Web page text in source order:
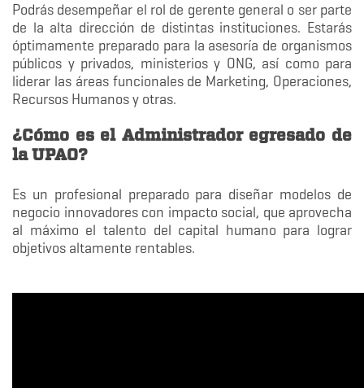
Podrás desempeñar el rol de gerente general o ser parte
de la alta dirección de distintas instituciones. Estarás
óptimamente preparado para la asesoría de organismos
públicos y privados, ministerios y ONG, así como para
liderar las áreas funcionales de Marketing, Operaciones,
Recursos Humanos y otras.
¿Cómo es el Administrador egresado de
la UPAO?
Es un profesional preparado para diseñar modelos de
negocio innovadores con impacto social, que aprovecha
al máximo el talento del capital humano para lograr
objetivos altamente rentables.